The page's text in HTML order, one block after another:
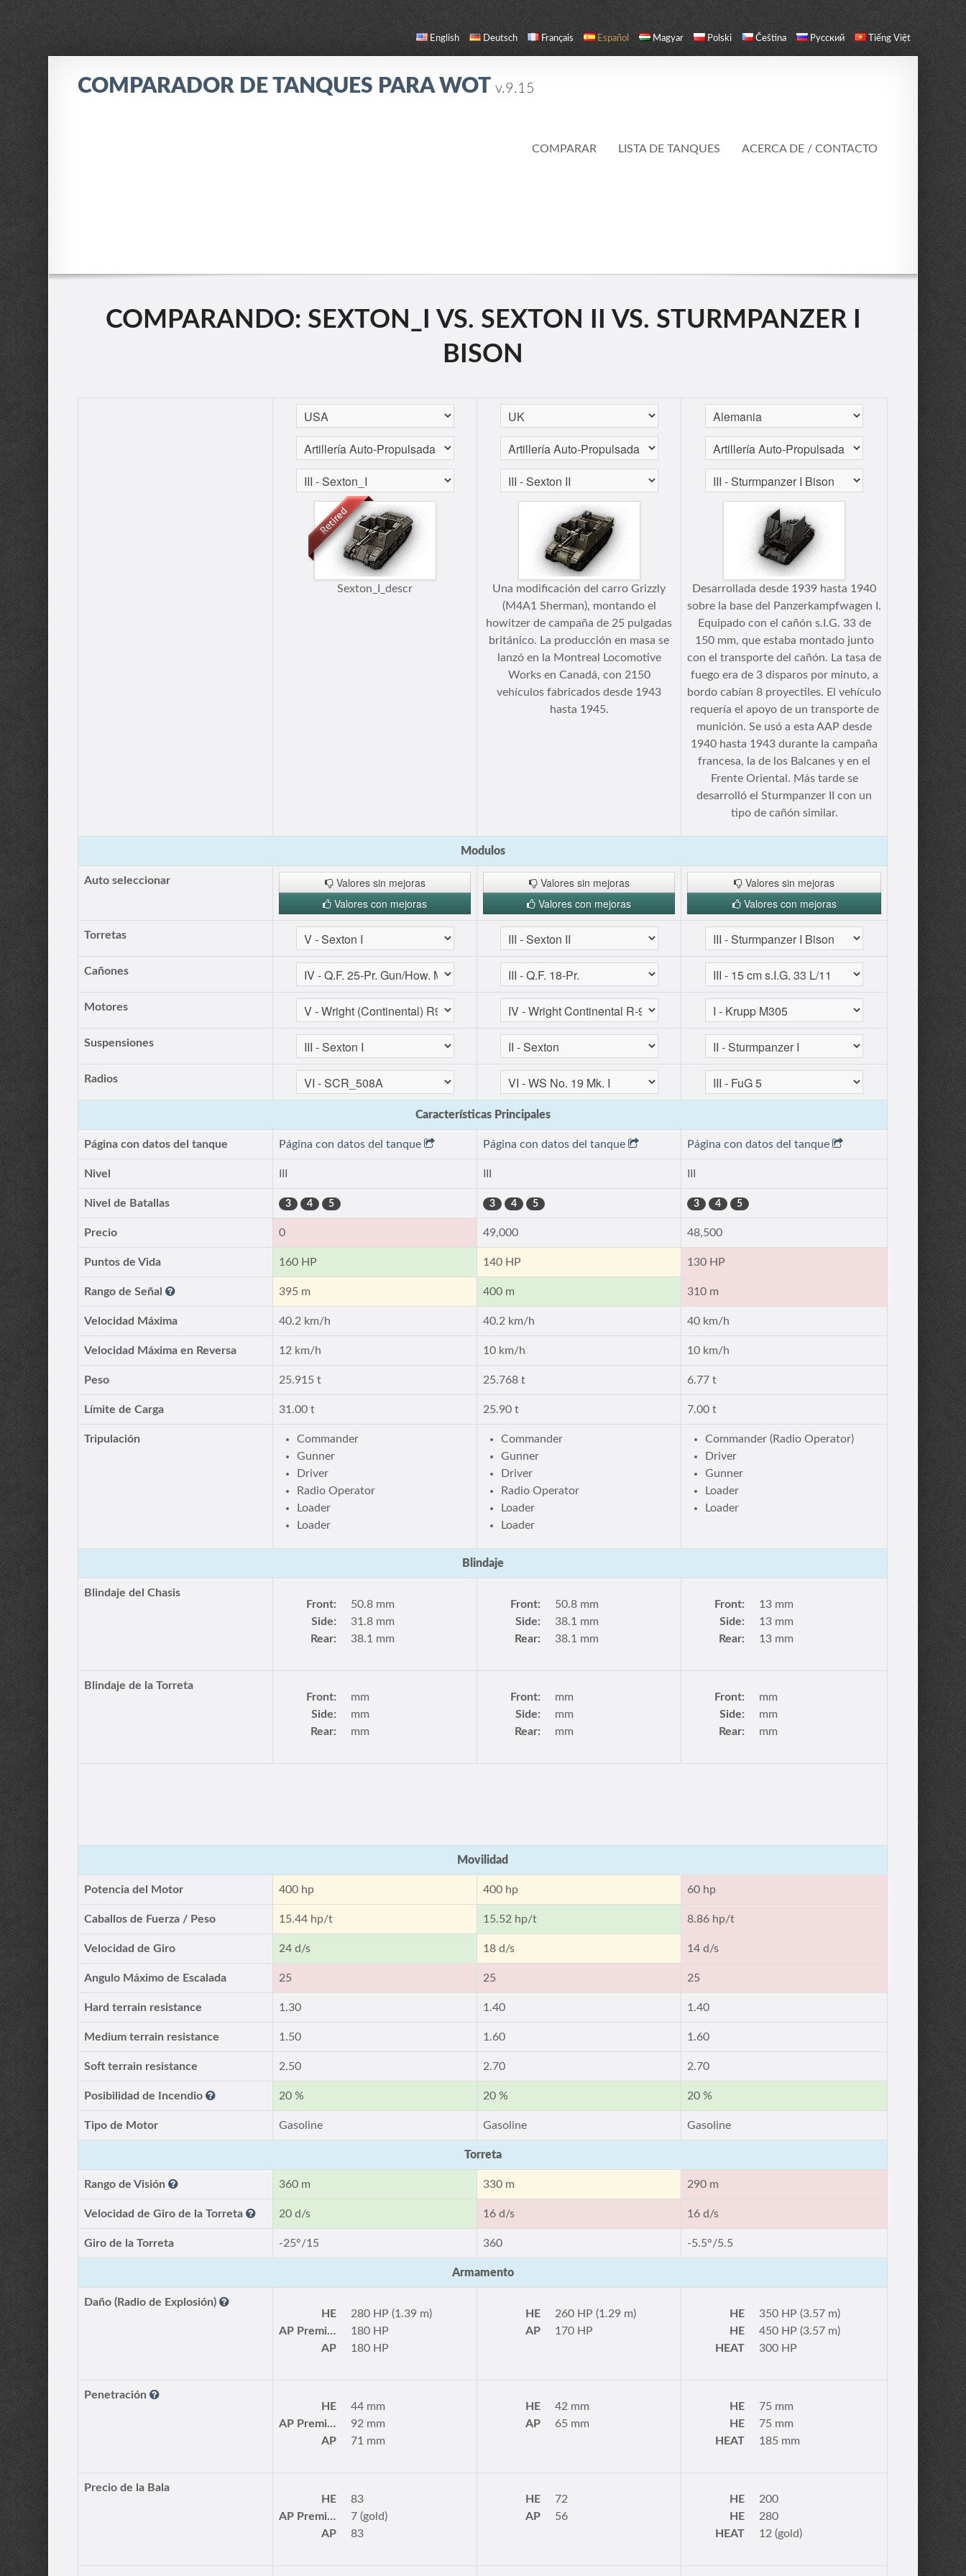
English Deutsch Français Español Magyar Polski Čeština Русский Tiếng Việt
COMPARADOR DE TANQUES PARA WOTv.9.15
COMPARAR LISTA DE TANQUES ACERCA DE / CONTACTO
COMPARANDO: SEXTON_I VS. SEXTON II VS. STURMPANZER I
BISON
Sexton_I_descr
Una modificación del carro Grizzly
(M4A1 Sherman), montando el
howitzer de campaña de 25 pulgadas
británico. La producción en masa se
lanzó en la Montreal Locomotive
Works en Canadá, con 2150
vehículos fabricados desde 1943
hasta 1945.
Desarrollada desde 1939 hasta 1940
sobre la base del Panzerkampfwagen I.
Equipado con el cañón s.I.G. 33 de
150 mm, que estaba montado junto
con el transporte del cañón. La tasa de
fuego era de 3 disparos por minuto, a
bordo cabían 8 proyectiles. El vehículo
requería el apoyo de un transporte de
munición. Se usó a esta AAP desde
1940 hasta 1943 durante la campaña
francesa, la de los Balcanes y en el
Frente Oriental. Más tarde se
desarrolló el Sturmpanzer II con un
tipo de cañón similar.
Modulos
Auto seleccionar
Valores sin mejoras
Valores con mejoras
Valores sin mejoras
Valores con mejoras
Valores sin mejoras
Valores con mejoras
Torretas
Cañones
Motores
Suspensiones
Radios
Características Principales
Página con datos del tanque Página con datos del tanque Página con datos del tanque Página con datos del tanque
Nivel
Nivel de Batallas 3 4 5 3 4 5 3 4 5
Precio 0 49,000 48,500
Puntos de Vida 160 HP 140 HP 130 HP
Rango de Señal 395 m 400 m 310 m
Velocidad Máxima 40.2 km/h 40.2 km/h 40 km/h
Velocidad Máxima en Reversa 12 km/h 10 km/h 10 km/h
Peso 25.915 t 25.768 t 6.77 t
Límite de Carga 31.00 t 25.90 t 7.00 t
Tripulación
Commander
Gunner
Driver
Radio Operator
Loader
Loader
Commander
Gunner
Driver
Radio Operator
Loader
Loader
Commander (Radio Operator)
Driver
Gunner
Loader
Loader
Blindaje
Blindaje del Chasis
Front:
50.8 mm
Side:
31.8 mm
Rear:
38.1 mm
Front:
50.8 mm
Side:
38.1 mm
Rear:
38.1 mm
Front:
13 mm
Side:
13 mm
Rear:
13 mm
Blindaje de la Torreta
Front:
mm
Side:
mm
Rear:
mm
Front:
mm
Side:
mm
Rear:
mm
Front:
mm
Side:
mm
Rear:
mm
Movilidad
Potencia del Motor 400 hp 400 hp 60 hp
Caballos de Fuerza / Peso 15.44 hp/t 15.52 hp/t 8.86 hp/t
Velocidad de Giro 24 d/s 18 d/s 14 d/s
Angulo Máximo de Escalada 25 25 25
Hard terrain resistance 1.30 1.40 1.40
Medium terrain resistance 1.50 1.60 1.60
Soft terrain resistance 2.50 2.70 2.70
Posibilidad de Incendio 20 % 20 % 20 %
Tipo de Motor Gasoline Gasoline Gasoline
Torreta
Rango de Visión 360 m 330 m 290 m
Velocidad de Giro de la Torreta 20 d/s 16 d/s 16 d/s
Giro de la Torreta -25°/15 360 -5.5°/5.5
Armamento
Daño (Radio de Explosión)
HE
280 HP (1.39 m)
AP Premium
180 HP
AP
180 HP
HE
260 HP (1.29 m)
AP
170 HP
HE
350 HP (3.57 m)
HE
450 HP (3.57 m)
HEAT
300 HP
Penetración
HE
44 mm
AP Premium
92 mm
AP
71 mm
HE
42 mm
AP
65 mm
HE
75 mm
HE
75 mm
HEAT
185 mm
Precio de la Bala
HE
83
AP Premium
7 (gold)
AP
83
HE
72
AP
56
HE
200
HE
280
HEAT
12 (gold)